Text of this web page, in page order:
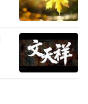
型铜盒和铜盒内